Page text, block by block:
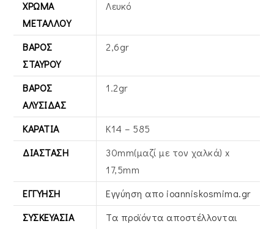
ΧΡΏΜΑ
ΜΕΤΆΛΛΟΥ
Λευκό
ΒΆΡΟΣ
ΣΤΑΥΡΟΎ
2,6gr
ΒΆΡΟΣ
ΑΛΥΣΊΔΑΣ
1.2gr
ΚΑΡΆΤΙΑ
Κ14 – 585
ΔΙΆΣΤΑΣΗ
30mm(μαζί με τον χαλκά) x
17,5mm
ΕΓΓΎΗΣΗ
Εγγύηση απο ioanniskosmima.gr
ΣΥΣΚΕΥΑΣΊΑ
Τα προϊόντα αποστέλλονται